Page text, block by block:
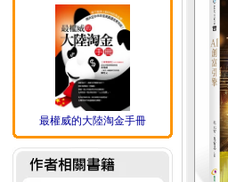
最權威的大陸淘金手冊